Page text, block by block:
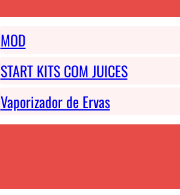
MOD
START KITS COM JUICES
Vaporizador de Ervas